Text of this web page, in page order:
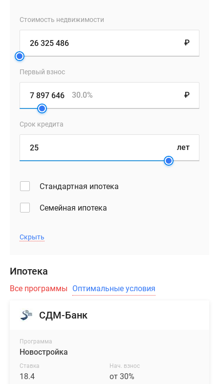
проекта
наследием
района
воплощает
современный
стиль.
фасада
панорамное
которое
только
архитектуру
общем
также
обеспечивает
каждую
квартиру
Стоимость недвижимости
₽
Первый взнос
₽
30.0%
Срок кредита
лет
Стандартная ипотека
Семейная ипотека
Скрыть
Ипотека
Все программы Оптимальные условия
СДМ-Банк
Программа
Новостройка
Ставка
18.4
Нач. взнос
от 30%